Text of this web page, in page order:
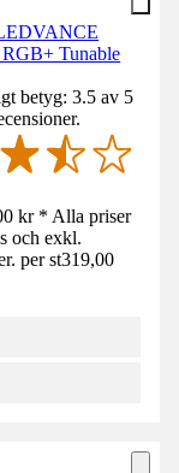
Tunable
betyg: 3.5 av 5
kr * Alla priser
och exkl.
per st319,00